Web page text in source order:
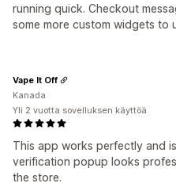
running quick. Checkout
some more custom widgets to
This app works perfectly and
verification popup looks
the store.
Vape It Off
Kanada
Yli 2 vuotta sovelluksen käyttöä